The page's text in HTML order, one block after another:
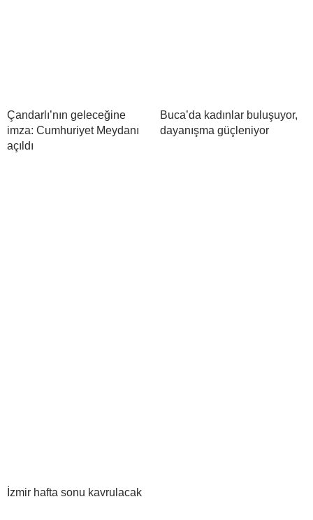
Çandarlı’nın geleceğine
imza: Cumhuriyet Meydanı
açıldı
Buca’da kadınlar buluşuyor,
dayanışma güçleniyor
İzmir hafta sonu kavrulacak